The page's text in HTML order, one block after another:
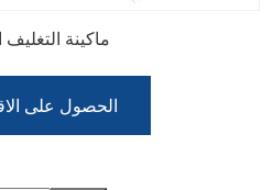
ماكينة التغليف
الحصول على